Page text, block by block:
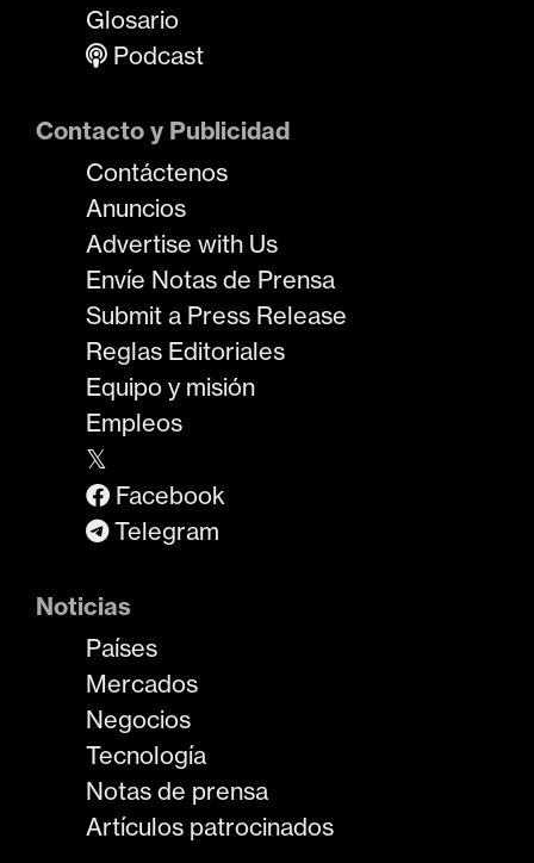
Glosario
Podcast
Contacto y Publicidad
Contáctenos
Anuncios
Advertise with Us
Envíe Notas de Prensa
Submit a Press Release
Reglas Editoriales
Equipo y misión
Empleos
𝕏
Facebook
Telegram
Noticias
Países
Mercados
Negocios
Tecnología
Notas de prensa
Artículos patrocinados